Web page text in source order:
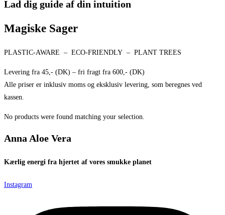
Lad dig guide af din intuition
Magiske Sager
PLASTIC-AWARE – ECO-FRIENDLY – PLANT TREES
Levering fra 45,- (DK) – fri fragt fra 600,- (DK)
Alle priser er inklusiv moms og eksklusiv levering, som beregnes ved
kassen.
No products were found matching your selection.
Anna Aloe Vera
Kærlig energi fra hjertet af vores smukke planet
Instagram